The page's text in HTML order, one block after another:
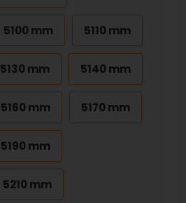
5100 mm 5110 mm
5130 mm 5140 mm
5160 mm 5170 mm
5190 mm
5210 mm